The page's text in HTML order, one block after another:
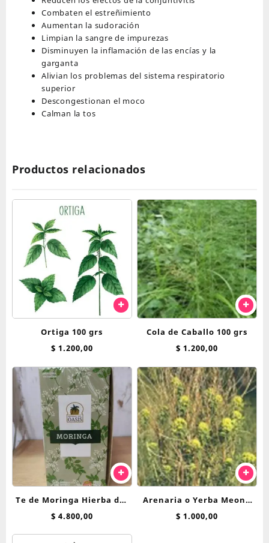
Combaten el estreñimiento
Aumentan la sudoración
Limpian la sangre de impurezas
Disminuyen la inflamación de las encías y la
garganta
Alivian los problemas del sistema respiratorio
superior
Descongestionan el moco
Calman la tos
Productos relacionados
Ortiga 100 grs
$ 1.200,00
Cola de Caballo 100 grs
$ 1.200,00
Te de Moringa Hierba del
Oasis saquitos
$ 4.800,00
Arenaria o Yerba Meona
100 grs
$ 1.000,00